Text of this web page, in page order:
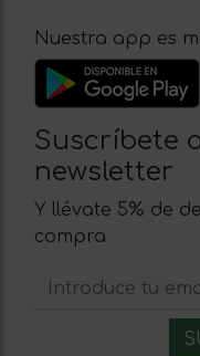
Nuestra app es
Suscríbete
newsletter
Y llévate 5% de
compra